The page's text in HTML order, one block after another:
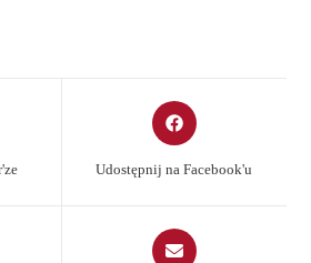
Opens
in
new
Udostępnij na Facebook'u
Opens